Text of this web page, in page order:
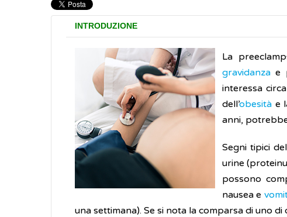
INTRODUZIONE
La
gravidanza e
interessa
dell’obesità e
anni,
Segni tipici
urine
possono
nausea e
una settimana). Se si nota la comparsa di uno